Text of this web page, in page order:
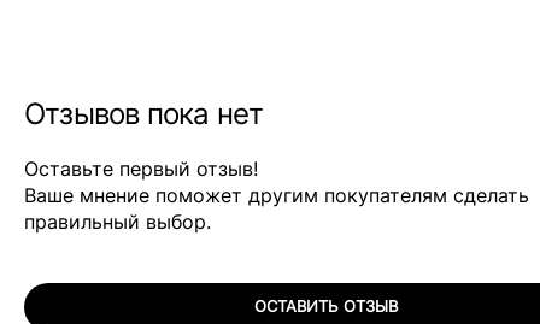
Отзывов пока нет
Оставьте первый отзыв!
Ваше мнение поможет другим покупателям сделать
правильный выбор.
ОСТАВИТЬ ОТЗЫВ